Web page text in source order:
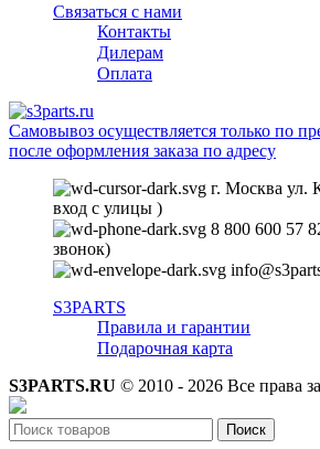
Связаться с нами
Контакты
Дилерам
Оплата
Самовывоз осуществляется только по
после оформления заказа по адресу
г. Москва ул.
вход с улицы )
8 800 600 57
звонок)
S3PARTS
Правила и гарантии
Подарочная карта
S3PARTS.RU © 2010 - 2026 Все права
Поиск